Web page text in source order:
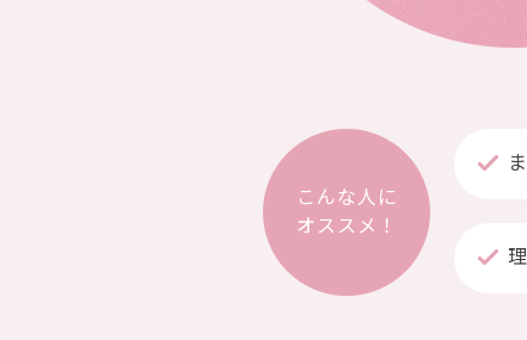
こんな人に
オススメ！